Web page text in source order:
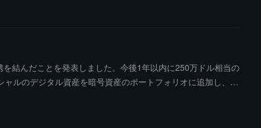
結んだことを発表しました。今後1年以内に250万ドル相当の
ルのデジタル資産を暗号資産のポートフォリオに追加し、A